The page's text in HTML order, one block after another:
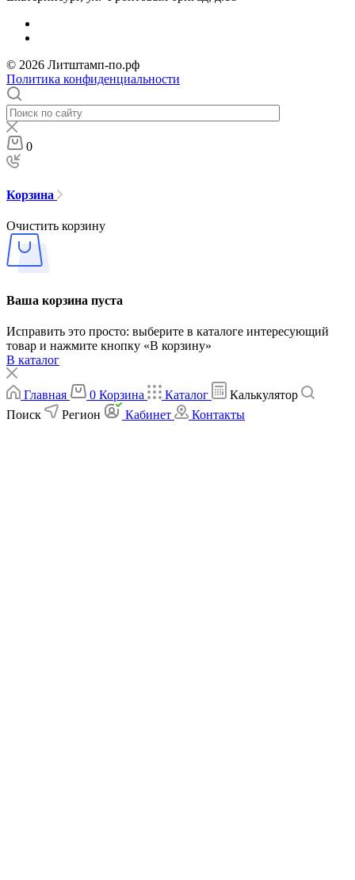
© 2026 Литштамп-по.рф
Политика конфиденциальности
0
Корзина
Очистить корзину
Ваша корзина пуста
Исправить это просто: выберите в каталоге интересующий
товар и нажмите кнопку «В корзину»
В каталог
Главная 0 Корзина Каталог
Калькулятор
Поиск
Регион Кабинет Контакты